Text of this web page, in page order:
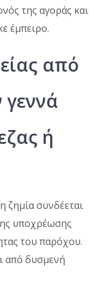
της αγοράς και
έμπειρο.
από
γεννά
ή
ζημία συνδέεται
υποχρέωσης
του παρόχου.
από δυσμενή